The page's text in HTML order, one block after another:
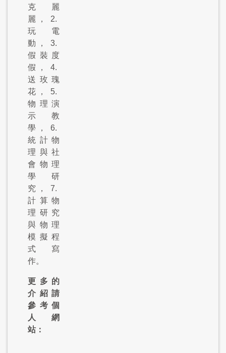
克麗
麗，
2.
玩電
動，
3.
假裝度
假，
4.
送玫瑰
花，
5.
物理演
示教
學，
6.
統計物
理與社
會物理
學研
究，
7.
計算物
理研究
與物理
模擬程
式寫
作。
更多的
介紹請
參考個
人網
站：